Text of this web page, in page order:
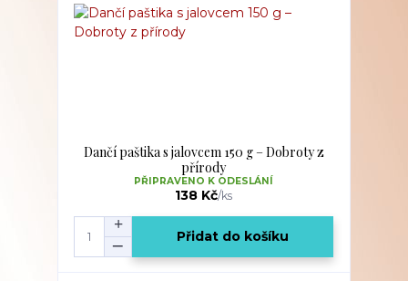
Dančí paštika s jalovcem 150 g – Dobroty z
přírody
138 Kč/ks
PŘIPRAVENO K ODESLÁNÍ
Přidat do košíku